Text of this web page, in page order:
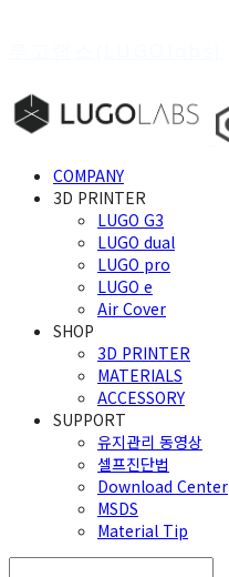
COMPANY
3D PRINTER
LUGO G3
LUGO dual
LUGO pro
LUGO e
Air Cover
SHOP
3D PRINTER
MATERIALS
ACCESSORY
SUPPORT
유지관리 동영상
셀프진단법
Download Center
MSDS
Material Tip